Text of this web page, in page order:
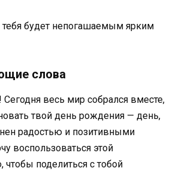
тебя будет непогашаемым ярким
слова
весь мир собрался вместе,
твой день рождения — день,
радостью и позитивными
воспользоваться этой
поделиться с тобой